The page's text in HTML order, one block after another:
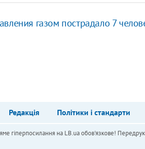
газом пострадало 7
Редакція Політики і стандарти
гіперпосилання на LB.ua обов'язкове!